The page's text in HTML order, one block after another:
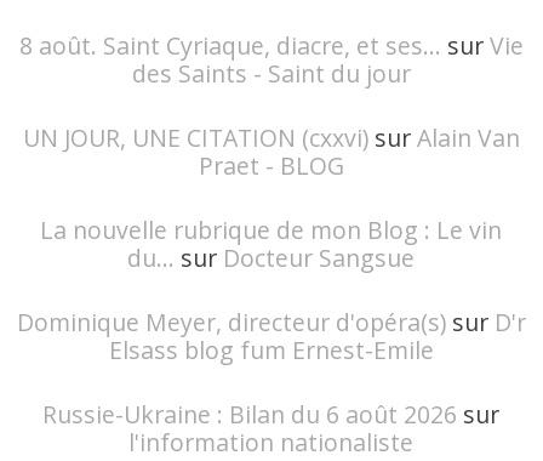
8 août. Saint Cyriaque, diacre, et ses... surVie
des Saints - Saint du jour
UN JOUR, UNE CITATION (cxxvi)surAlain Van
Praet - BLOG
La nouvelle rubrique de mon Blog : Le vin
du... sur Docteur Sangsue
Dominique Meyer, directeur d'opéra(s)sur D'r
Elsass blog fum Ernest-Emile
Russie-Ukraine : Bilan du 6 août 2026 sur
l'information nationaliste